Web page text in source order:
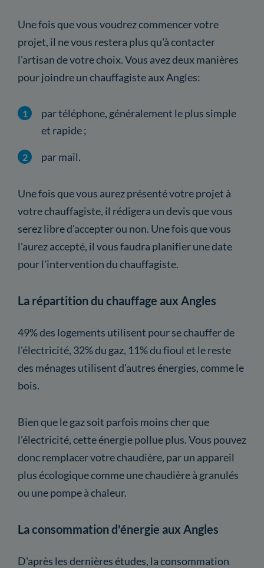
Une fois que vous voudrez commencer votre
projet, il ne vous restera plus qu'à contacter
l'artisan de votre choix. Vous avez deux manières
pour joindre un chauffagiste aux Angles:
par téléphone, généralement le plus simple
et rapide ;
par mail.
Une fois que vous aurez présenté votre projet à
votre chauffagiste, il rédigera un devis que vous
serez libre d'accepter ou non. Une fois que vous
l'aurez accepté, il vous faudra planifier une date
pour l'intervention du chauffagiste.
La répartition du chauffage aux Angles
49% des logements utilisent pour se chauffer de
l'électricité, 32% du gaz, 11% du fioul et le reste
des ménages utilisent d'autres énergies, comme le
bois.
Bien que le gaz soit parfois moins cher que
l'électricité, cette énergie pollue plus. Vous pouvez
donc remplacer votre chaudière, par un appareil
plus écologique comme une chaudière à granulés
ou une pompe à chaleur.
La consommation d'énergie aux Angles
D'après les dernières études, la consommation